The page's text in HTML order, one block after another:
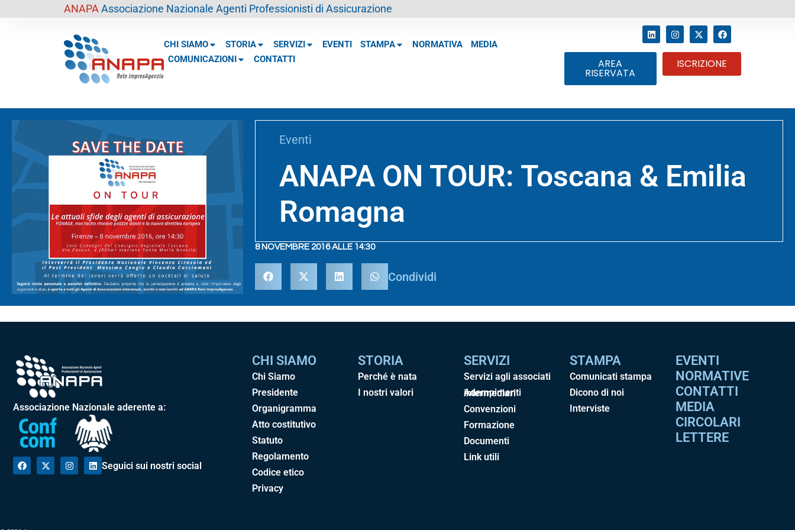
ANAPA Associazione Nazionale Agenti Professionisti di Assicurazione
CHI SIAMO STORIA SERVIZI EVENTI STAMPA NORMATIVA
MEDIA
COMUNICAZIONI
CONTATTI AREA
RISERVATA
ISCRIZIONE
Eventi
ANAPA ON TOUR: Toscana & Emilia
Romagna
8 NOVEMBRE 2016 ALLE 14:30
Condividi
Associazione Nazionale aderente a:
Seguici sui nostri social
CHI SIAMO
Chi Siamo
Presidente
Organigramma
Atto costitutivo
Statuto
Regolamento
Codice etico
Privacy
STORIA
Perché è nata
I nostri valori
SERVIZI
Servizi agli associati
Adempimenti intermediari
Convenzioni
Formazione
Documenti
Link utili
STAMPA
Comunicati stampa
Dicono di noi
Interviste
EVENTI
NORMATIVE
CONTATTI
MEDIA
CIRCOLARI
LETTERE